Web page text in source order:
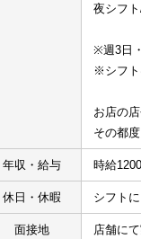
夜シフ
※週3日
※シフト
お店の
その都
年収・給与 時給
休日・休暇 シフト
面接地 店舗に